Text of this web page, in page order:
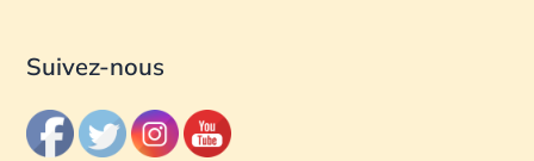
Suivez-nous